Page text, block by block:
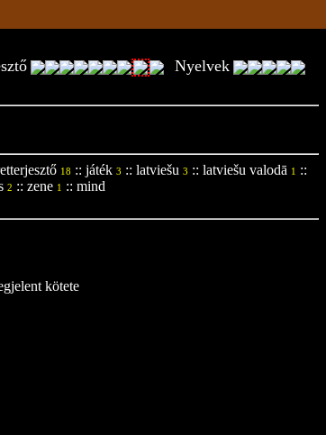
Nyelvek
18 :: játék 3 :: latviešu 3 :: latviešu valodā 1
::
2 :: zene 1 :: mind
kötete